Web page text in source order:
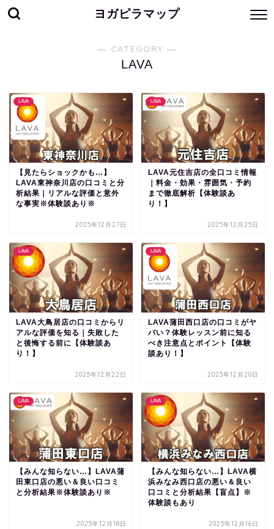
ヨガピラマップ
― CATEGORY ―
LAVA
LAVA
【見たらショックかも…】
LAVA東神奈川店の口コミと分
析結果｜リアルな評価と意外
な事実※体験談あり※
2025年12月27日
LAVA
LAVA元住吉店の全口コミ情報
｜料金・効果・雰囲気・予約
まで徹底解析【体験談あ
り！】
2025年12月25日
LAVA
LAVA大鳥居店の口コミからリ
アルな評価を知る｜失敗した
と後悔する前に【体験談あ
り！】
2025年12月22日
LAVA
LAVA蒲田西口店の口コミがヤ
バい？体験レッスン前に知る
べき注意点とポイント【体験
談あり！】
2025年12月20日
LAVA
【みんな知らない…】LAVA蒲
田東口店の悪い＆良い口コミ
と分析結果※体験談あり※
2025年12月18日
LAVA
【みんな知らない…】LAVA横
浜みなみ西口店の悪い＆良い
口コミと分析結果【盲点】※
体験談もあり
2025年12月16日